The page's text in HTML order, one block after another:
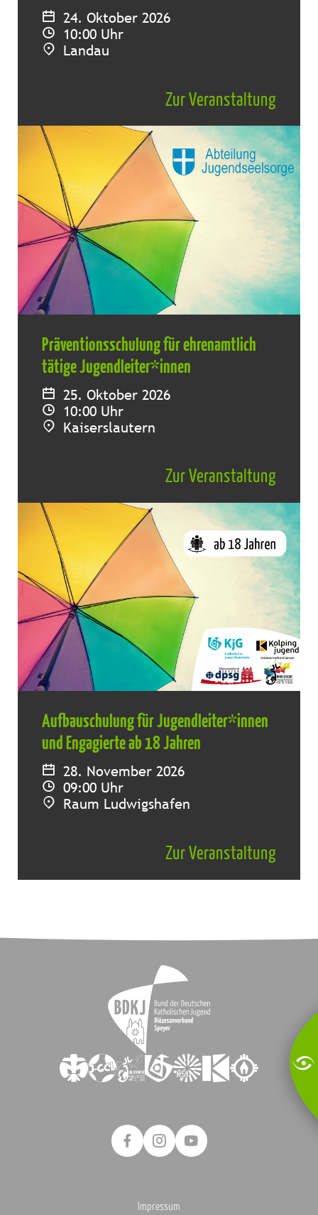
24. Oktober 2026
10:00 Uhr
Landau
Zur Veranstaltung
Präventionsschulung für ehrenamtlich
tätige Jugendleiter*innen
25. Oktober 2026
10:00 Uhr
Kaiserslautern
Zur Veranstaltung
Aufbauschulung für Jugendleiter*innen
und Engagierte ab 18 Jahren
28. November 2026
09:00 Uhr
Raum Ludwigshafen
Zur Veranstaltung
Impressum